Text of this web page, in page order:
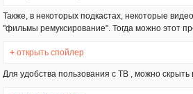
Также, в некоторых подкастах, некоторые
"фильмы ремуксирование". Тогда можно этот
+ открыть спойлер
Для удобства пользования с ТВ , можно